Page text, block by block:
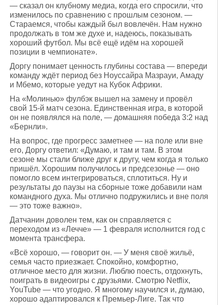
— сказал он клубному медиа, когда его спросили, что
изменилось по сравнению с прошлым сезоном. —
Стараемся, чтобы каждый был вовлечён. Нам нужно
продолжать в том же духе и, надеюсь, показывать
хороший футбол. Мы всё ещё идём на хорошей
позиции в чемпионате».
Доргу понимает ценность глубины состава — впереди
команду ждёт период без Ноуссайра Мазрауи, Амаду
и Мбемо, которые уедут на Кубок Африки.
На «Молинью» фулбэк вышел на замену и провёл
свой 15-й матч сезона. Единственная игра, в которой
он не появлялся на поле, — домашняя победа 3:2 над
«Бернли».
На вопрос, где прогресс заметнее — на поле или вне
его, Доргу ответил: «Думаю, и там и там. В этом
сезоне мы стали ближе друг к другу, чем когда я только
пришёл. Хорошим получилось и предсезонье — оно
помогло всем интегрироваться, сплотиться. Ну и
результаты до паузы на сборные тоже добавили нам
командного духа. Мы отлично подружились и вне поля
— это тоже важно».
Датчанин доволен тем, как он справляется с
переходом из «Лечче» — 1 февраля исполнится год с
момента трансфера.
«Всё хорошо, — говорит он. — У меня своё жильё,
семья часто приезжает. Спокойно, комфортно,
отличное место для жизни. Люблю поесть, отдохнуть,
поиграть в видеоигры с друзьями. Смотрю Netflix,
YouTube — что угодно. Я многому научился и, думаю,
хорошо адаптировался к Премьер-Лиге. Так что